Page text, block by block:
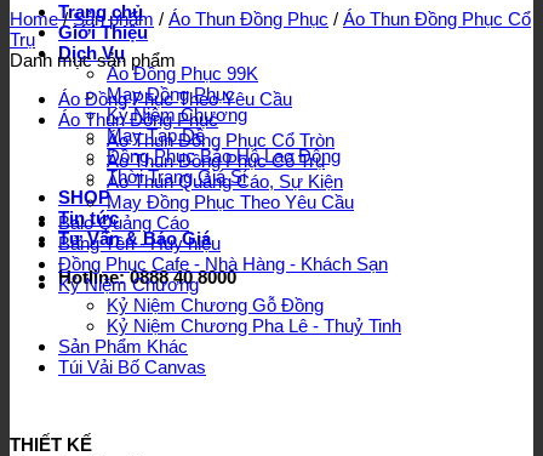
Trang chủ
Giới Thiệu
Dịch Vụ
Áo Đồng Phục 99K
May Đồng Phục
Kỷ Niệm Chương
May Tạp Dề
Đồng Phục Bảo Hộ Lao Động
Thời Trang Giá Sỉ
SHOP
Tin tức
Tư Vấn & Báo Giá
Hotline: 0888 40 8000
Home / Sản phẩm / Áo Thun Đồng Phục / Áo Thun Đồng Phục Cổ
Trụ
Danh mục sản phẩm
Áo Đồng Phục Theo Yêu Cầu
Áo Thun Đồng Phục
Áo Thun Đồng Phục Cổ Tròn
Áo Thun Đồng Phục Cổ Trụ
Áo Thun Quảng Cáo, Sự Kiện
May Đồng Phục Theo Yêu Cầu
Balo Quảng Cáo
Bảng Tên - Huy hiệu
Đồng Phục Cafe - Nhà Hàng - Khách Sạn
Kỷ Niệm Chương
Kỷ Niệm Chương Gỗ Đồng
Kỷ Niệm Chương Pha Lê - Thuỷ Tinh
Sản Phẩm Khác
Túi Vải Bố Canvas
THIẾT KẾ